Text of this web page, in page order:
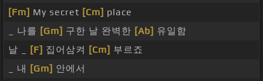
[Fm] My secret [Cm] place
_ 나를 [Gm] 구한 날 완벽한 [Ab] 유일함
날 _
[F] 집어삼켜 [Cm] 부르죠
_ 내
[Gm] 안에서